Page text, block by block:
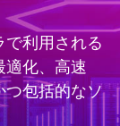
利用される
適化、高速
つ包括的なソ